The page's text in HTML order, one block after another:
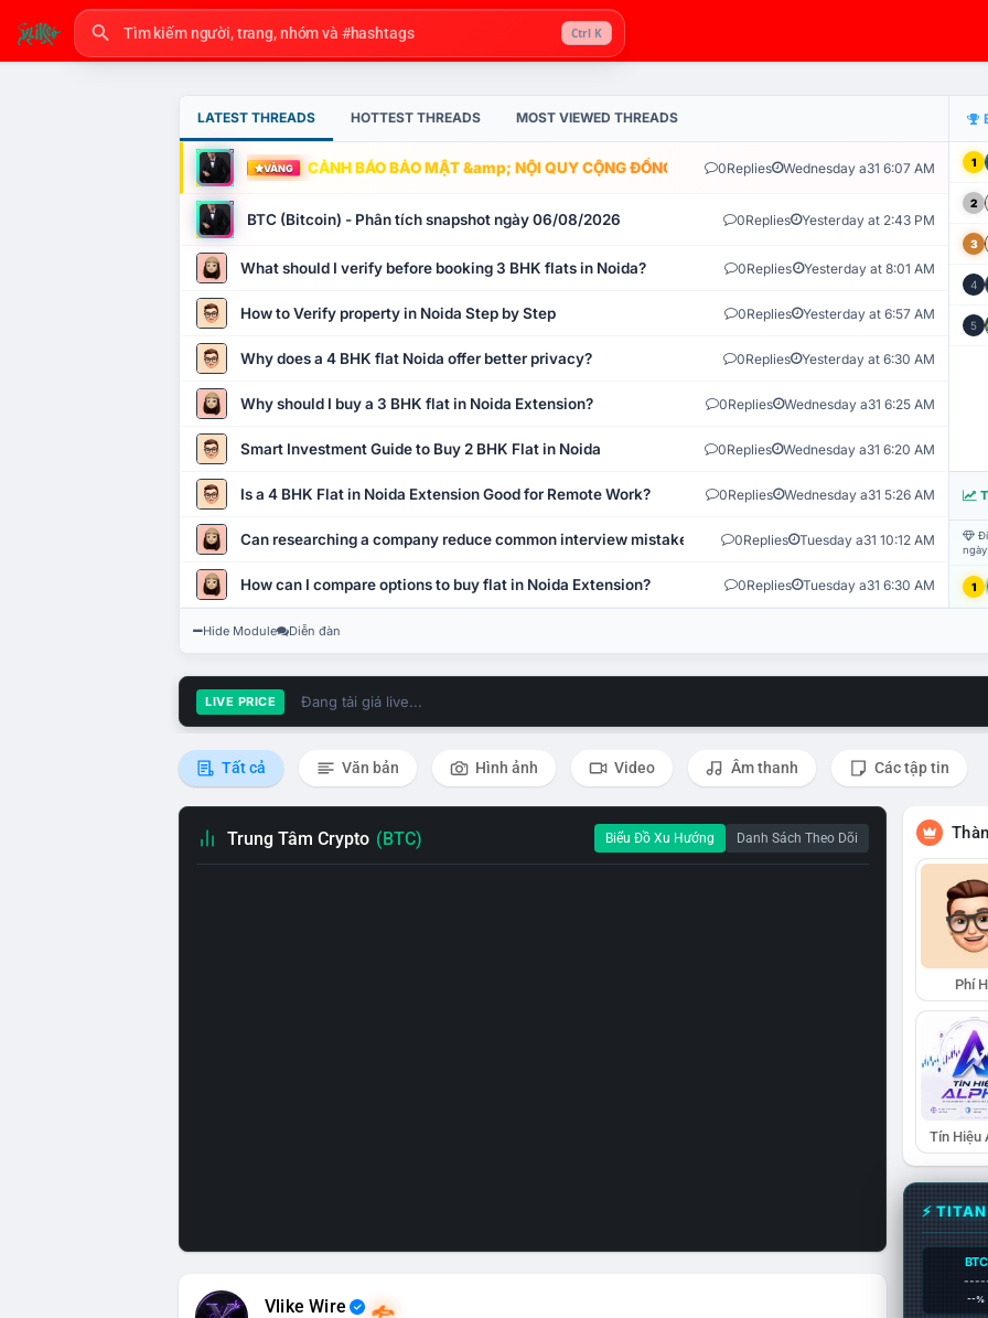
Ctrl K
LATEST THREADS HOTTEST THREADS MOST VIEWED THREADS
VÀNG CẢNH BÁO BẢO MẬT &amp; NỘI QUY CỘNG ĐỒNG VLIKE.VN: HỆ THỐNG GIÁM SÁT TỰ
0Replies Wednesday a31 6:07 AM
BTC (Bitcoin) - Phân tích snapshot ngày 06/08/2026 0Replies Yesterday at 2:43 PM
What should I verify before booking 3 BHK flats in Noida? 0Replies Yesterday at 8:01 AM
How to Verify property in Noida Step by Step 0Replies Yesterday at 6:57 AM
Why does a 4 BHK flat Noida offer better privacy? 0Replies Yesterday at 6:30 AM
Why should I buy a 3 BHK flat in Noida Extension? 0Replies Wednesday a31 6:25 AM
Smart Investment Guide to Buy 2 BHK Flat in Noida 0Replies Wednesday a31 6:20 AM
Is a 4 BHK Flat in Noida Extension Good for Remote Work? 0Replies Wednesday a31 5:26 AM
Can researching a company reduce common interview mistakes? 0Replies Tuesday a31 10:12 AM
How can I compare options to buy flat in Noida Extension? 0Replies Tuesday a31 6:30 AM
1
2
3
4
5
1
Hide Module Diễn đàn
LIVE PRICE Đang tải giá live...
Tất cả Văn bản Hình ảnh Video Âm thanh Các tập tin
Trung Tâm Crypto (BTC) Biểu Đồ Xu Hướng Danh Sách Theo Dõi
Vlike Wire
Phí
Tín Hiệu
⚡
BTC
--%